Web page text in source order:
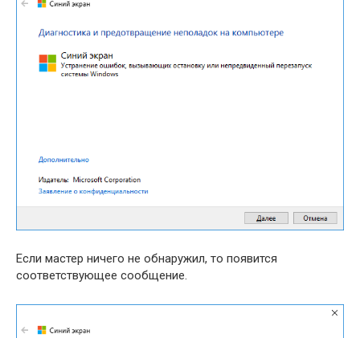
Если мастер ничего не обнаружил, то появится
соответствующее сообщение.